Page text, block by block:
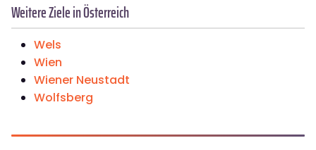
Weitere Ziele in Österreich
Wels
Wien
Wiener Neustadt
Wolfsberg